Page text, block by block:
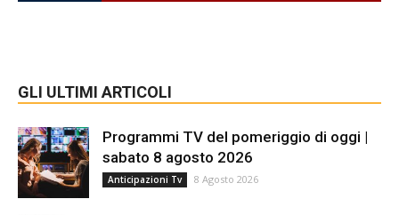
GLI ULTIMI ARTICOLI
Programmi TV del pomeriggio di oggi |
sabato 8 agosto 2026
Anticipazioni Tv 8 Agosto 2026